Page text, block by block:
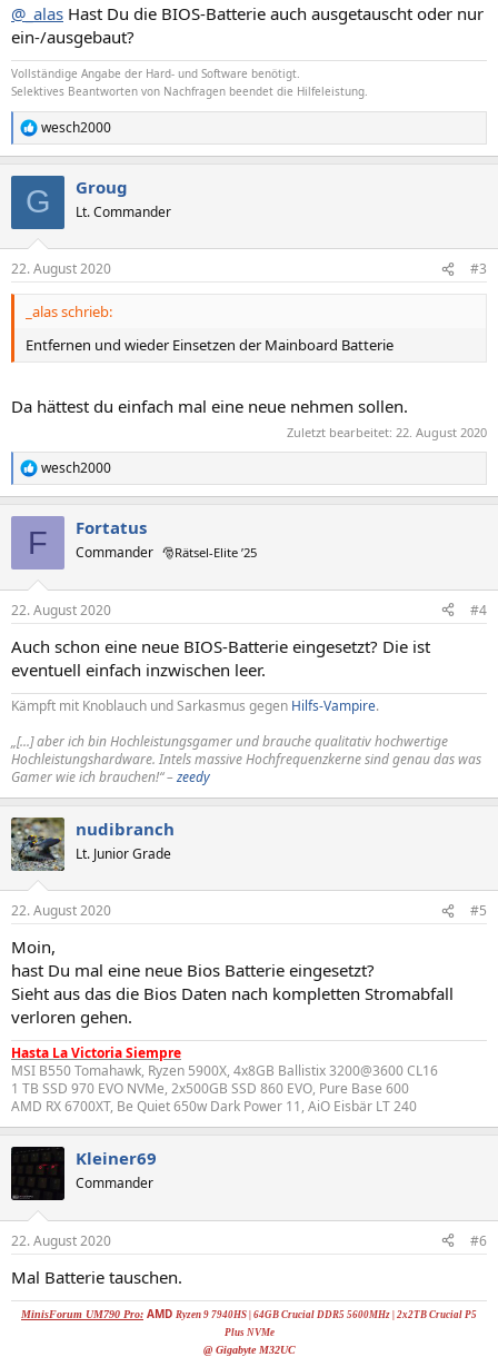
@_alas Hast Du die BIOS-Batterie auch ausgetauscht oder nur
ein-/ausgebaut?
Vollständige Angabe der Hard- und Software benötigt.
Selektives Beantworten von Nachfragen beendet die Hilfeleistung.
R
e
e
n
wesch2000
G Groug
Lt. Commander
22. August 2020 #3
_alas schrieb:
Entfernen und wieder Einsetzen der Mainboard Batterie
Da hättest du einfach mal eine neue nehmen sollen.
Zuletzt bearbeitet: 22. August 2020
R
e
e
:
wesch2000
F Fortatus
Commander 🎅Rätsel-Elite ’25
22. August 2020 #4
Auch schon eine neue BIOS-Batterie eingesetzt? Die ist
eventuell einfach inzwischen leer.
Kämpft mit Knoblauch und Sarkasmus gegen Hilfs-Vampire.
„[...] aber ich bin Hochleistungsgamer und brauche qualitativ hochwertige
Hochleistungshardware. Intels massive Hochfrequenzkerne sind genau das was
Gamer wie ich brauchen!“ –zeedy
nudibranch
Lt. Junior Grade
22. August 2020 #5
Moin,
hast Du mal eine neue Bios Batterie eingesetzt?
Sieht aus das die Bios Daten nach kompletten Stromabfall
verloren gehen.
Hasta La Victoria Siempre
MSI B550 Tomahawk, Ryzen 5900X, 4x8GB Ballistix 3200@3600 CL16
1 TB SSD 970 EVO NVMe, 2x500GB SSD 860 EVO, Pure Base 600
AMD RX 6700XT, Be Quiet 650w Dark Power 11, AiO Eisbär LT 240
Kleiner69
Commander
22. August 2020 #6
Mal Batterie tauschen.
MinisForum UM790 Pro: AMD Ryzen 9 7940HS | 64GB Crucial DDR5 5600MHz | 2x2TB Crucial P5
Plus NVMe
@ Gigabyte M32UC